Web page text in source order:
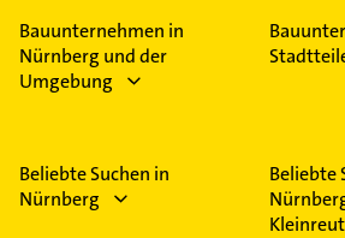
Feiertagen abweichen können.
Bauunternehmen in
Nürnberg und der
Umgebung
Beliebte Suchen in
Nürnberg
Beliebte